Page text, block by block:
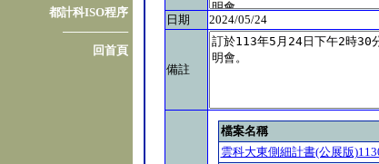
都計科ISO程序
────────
回首頁
日期 2024/05/24
備註
檔案名稱
雲科大東側細計書(公展版